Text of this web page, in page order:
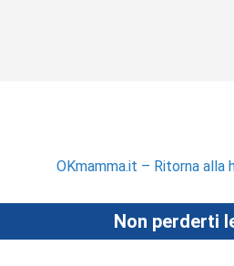
OKmamma.it – Ritorna alla
Non perderti